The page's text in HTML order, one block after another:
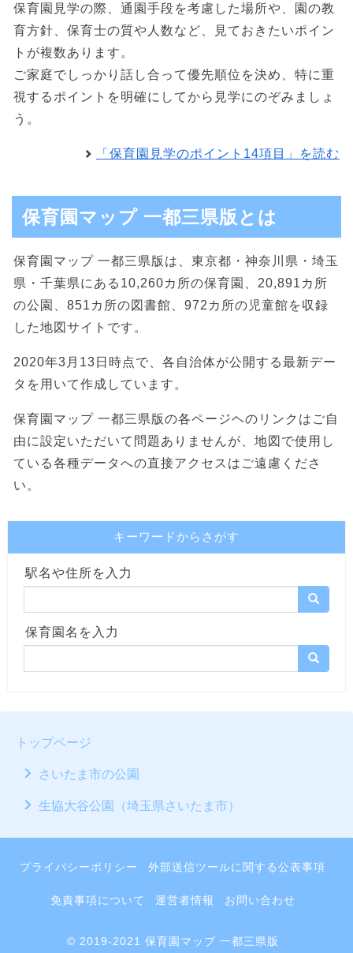
保育園見学の際、通園手段を考慮した場所や、園の教
育方針、保育士の質や人数など、見ておきたいポイン
トが複数あります。
ご家庭でしっかり話し合って優先順位を決め、特に重
視するポイントを明確にしてから見学にのぞみましょ
う。
「保育園見学のポイント14項目」を読む
保育園マップ 一都三県版とは
保育園マップ 一都三県版は、東京都・神奈川県・埼玉
県・千葉県にある10,260カ所の保育園、20,891カ所
の公園、851カ所の図書館、972カ所の児童館を収録
した地図サイトです。
2020年3月13日時点で、各自治体が公開する最新デー
タを用いて作成しています。
保育園マップ 一都三県版の各ページヘのリンクはご自
由に設定いただいて問題ありませんが、地図で使用し
ている各種データへの直接アクセスはご遠慮くださ
い。
キーワードからさがす
駅名や住所を入力
保育園名を入力
トップページ
さいたま市の公園
生協大谷公園（埼玉県さいたま市）
プライバシーポリシー 外部送信ツールに関する公表事項
免責事項について 運営者情報 お問い合わせ
© 2019-2021 保育園マップ 一都三県版